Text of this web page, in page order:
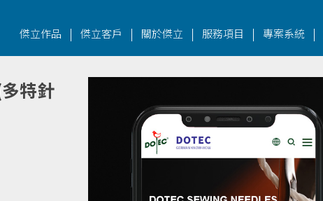
傑立作品 | 傑立客戶 | 關於傑立 | 服務項目 | 專案系統|
特針